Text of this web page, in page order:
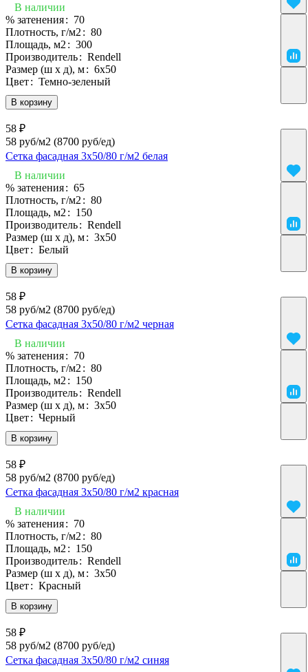
В наличии
В корзину
% затенения: 70
Плотность, г/м2: 80
Площадь, м2: 300
Производитель: Rendell
Размер (ш х д), м: 6х50
Цвет: Темно-зеленый
58 ₽
58 руб/м2 (8700 руб/eд)
Сетка фасадная 3х50/80 г/м2 белая
В наличии
В корзину
% затенения: 65
Плотность, г/м2: 80
Площадь, м2: 150
Производитель: Rendell
Размер (ш х д), м: 3х50
Цвет: Белый
58 ₽
58 руб/м2 (8700 руб/eд)
Сетка фасадная 3х50/80 г/м2 черная
В наличии
В корзину
% затенения: 70
Плотность, г/м2: 80
Площадь, м2: 150
Производитель: Rendell
Размер (ш х д), м: 3х50
Цвет: Черный
58 ₽
58 руб/м2 (8700 руб/eд)
Сетка фасадная 3х50/80 г/м2 красная
В наличии
В корзину
% затенения: 70
Плотность, г/м2: 80
Площадь, м2: 150
Производитель: Rendell
Размер (ш х д), м: 3х50
Цвет: Красный
58 ₽
58 руб/м2 (8700 руб/eд)
Сетка фасадная 3х50/80 г/м2 синяя